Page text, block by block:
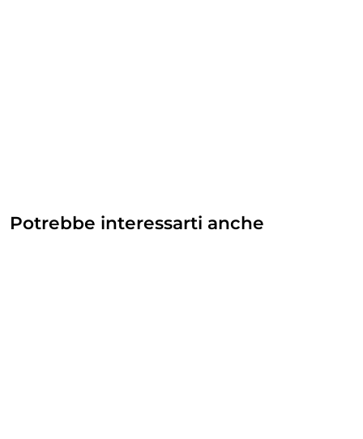
Potrebbe interessarti anche